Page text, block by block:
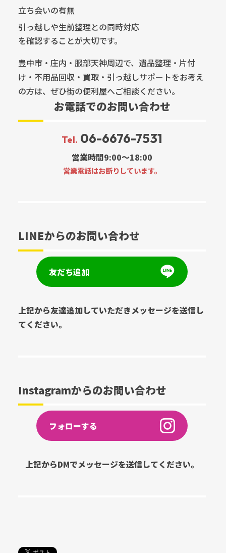
立ち会いの有無
引っ越しや生前整理との同時対応
を確認することが大切です。
豊中市・庄内・服部天神周辺で、遺品整理・片付
け・不用品回収・買取・引っ越しサポートをお考え
の方は、ぜひ街の便利屋へご相談ください。
お電話でのお問い合わせ
Tel. 06-6676-7531
営業時間9:00～18:00
営業電話はお断りしています。
LINEからのお問い合わせ
友だち追加
上記から友達追加していただきメッセージを送信し
てください。
Instagramからのお問い合わせ
フォローする
上記からDMでメッセージを送信してください。